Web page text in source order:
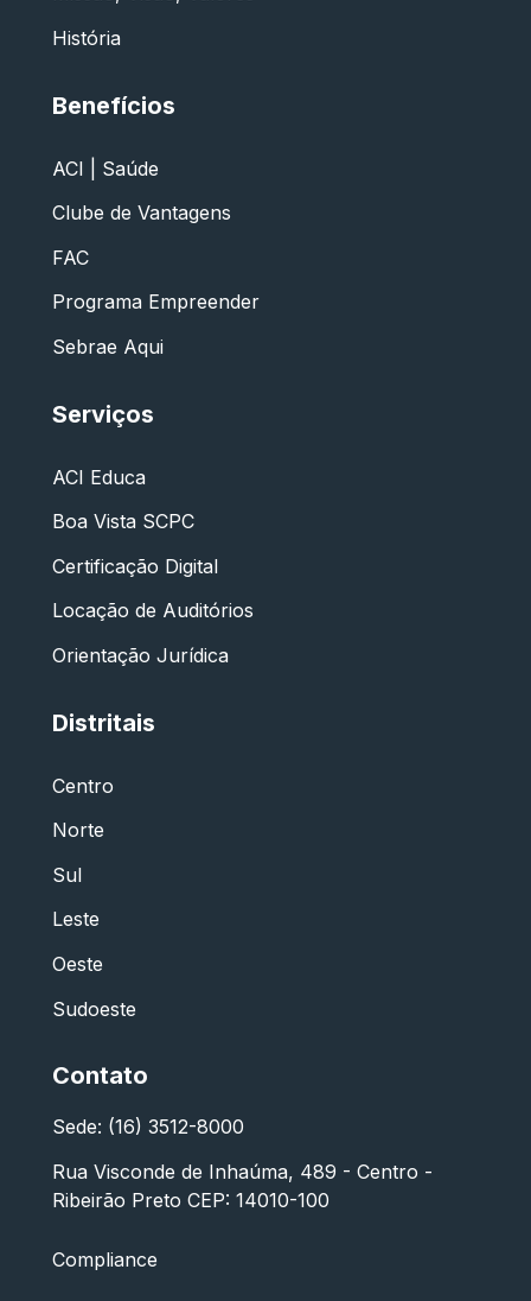
História
Benefícios
ACI | Saúde
Clube de Vantagens
FAC
Programa Empreender
Sebrae Aqui
Serviços
ACI Educa
Boa Vista SCPC
Certificação Digital
Locação de Auditórios
Orientação Jurídica
Distritais
Centro
Norte
Sul
Leste
Oeste
Sudoeste
Contato
Sede: (16) 3512-8000
Rua Visconde de Inhaúma, 489 - Centro -
Ribeirão Preto CEP: 14010-100
Compliance